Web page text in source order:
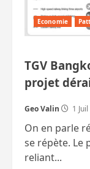
Economie
TGV
projet
Geo Valin 1
On en parle
se répète. Le
reliant...